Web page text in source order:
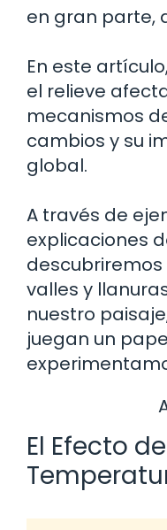
en gran parte,
En este
el relieve
mecanismos
cambios y su
global.
A través de
explicaciones
valles y
nuestro
juegan un
El Efecto